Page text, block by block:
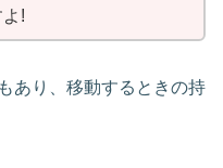
!
あり、移動するときの持